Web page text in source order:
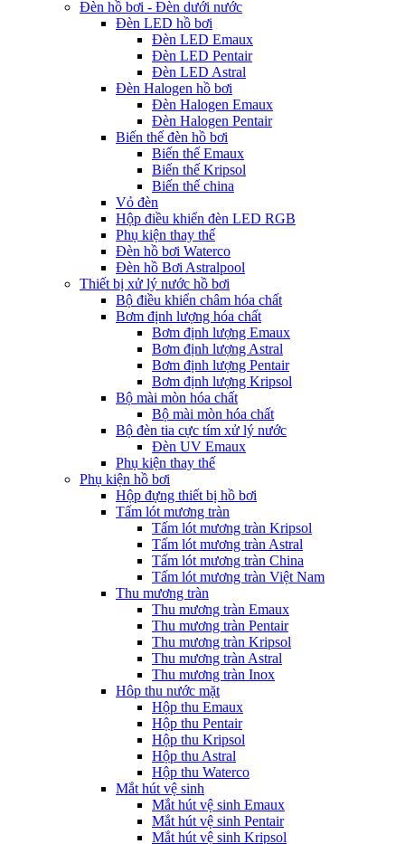
Đèn hồ bơi - Đèn dưới nước
Đèn LED hồ bơi
Đèn LED Emaux
Đèn LED Pentair
Đèn LED Astral
Đèn Halogen hồ bơi
Đèn Halogen Emaux
Đèn Halogen Pentair
Biến thế đèn hồ bơi
Biến thế Emaux
Biến thế Kripsol
Biến thế china
Vỏ đèn
Hộp điều khiển đèn LED RGB
Phụ kiện thay thế
Đèn hồ bơi Waterco
Đèn hồ Bơi Astralpool
Thiết bị xử lý nước hồ bơi
Bộ điều khiển châm hóa chất
Bơm định lượng hóa chất
Bơm định lượng Emaux
Bơm định lượng Astral
Bơm định lượng Pentair
Bơm định lượng Kripsol
Bộ mài mòn hóa chất
Bộ mài mòn hóa chất
Bộ đèn tia cực tím xử lý nước
Đèn UV Emaux
Phụ kiện thay thế
Phụ kiện hồ bơi
Hộp đựng thiết bị hồ bơi
Tấm lót mương tràn
Tấm lót mương tràn Kripsol
Tấm lót mương tràn Astral
Tấm lót mương tràn China
Tấm lót mương tràn Việt Nam
Thu mương tràn
Thu mương tràn Emaux
Thu mương tràn Pentair
Thu mương tràn Kripsol
Thu mương tràn Astral
Thu mương tràn Inox
Hôp thu nước mặt
Hộp thu Emaux
Hộp thu Pentair
Hộp thu Kripsol
Hộp thu Astral
Hộp thu Waterco
Mắt hút vệ sinh
Mắt hút vệ sinh Emaux
Mắt hút vệ sinh Pentair
Mắt hút vệ sinh Kripsol